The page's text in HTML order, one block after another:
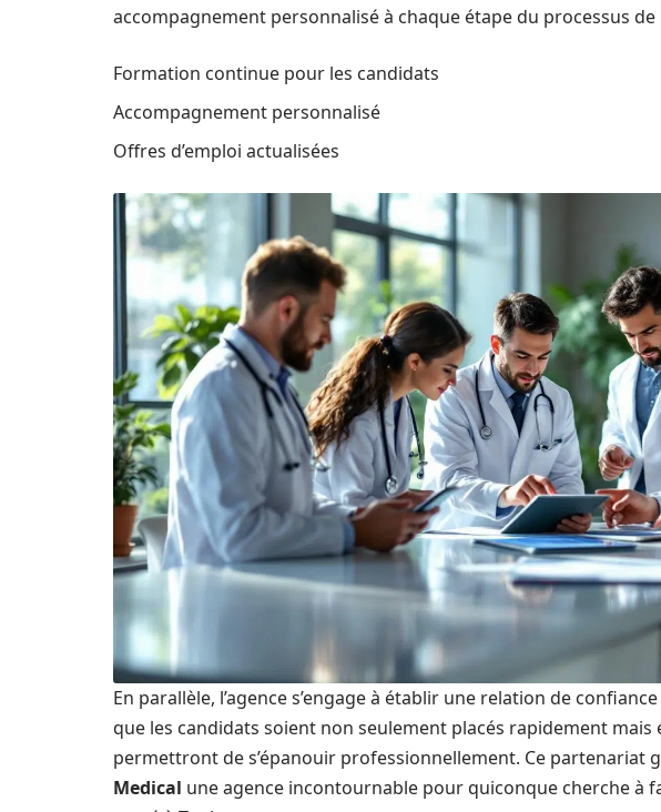
accompagnement personnalisé à chaque étape du processus
Formation continue pour les candidats
Accompagnement personnalisé
Offres d’emploi actualisées
En parallèle, l’agence s’engage à établir une relation de
que les candidats soient non seulement placés rapidement
permettront de s’épanouir professionnellement. Ce partenariat
Medical une agence incontournable pour quiconque cherche à